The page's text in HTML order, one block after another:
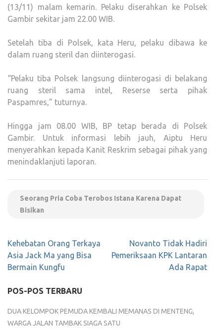
(13/11) malam kemarin. Pelaku diserahkan ke Polsek
Gambir sekitar jam 22.00 WIB.
Setelah tiba di Polsek, kata Heru, pelaku dibawa ke
dalam ruang steril dan diinterogasi.
“Pelaku tiba Polsek langsung diinterogasi di belakang
ruang steril sama intel, Reserse serta pihak
Paspamres,” tuturnya.
Hingga jam 08.00 WIB, BP tetap berada di Polsek
Gambir. Untuk informasi lebih jauh, Aiptu Heru
menyerahkan kepada Kanit Reskrim sebagai pihak yang
menindaklanjuti laporan.
Seorang Pria Coba Terobos Istana Karena Dapat
Bisikan
Navigasi
pos
Kehebatan Orang Terkaya
Asia Jack Ma yang Bisa
Bermain Kungfu
Novanto Tidak Hadiri
Pemeriksaan KPK Lantaran
Ada Rapat
POS-POS TERBARU
DUA KELOMPOK PEMUDA KEMBALI MEMANAS DI MENTENG,
WARGA JALAN TAMBAK SIAGA SATU